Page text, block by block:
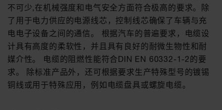
不可少,在机械强度和电气安全方面符合极高的要求。除
了用于电力供应的电源线芯，控制线芯确保了车辆与充
电电子设备之间的通信。 根据汽车的普遍要求，电缆设
计具有高度的柔软性，并且具有良好的耐微生物性和耐
媒介性。 电缆的阻燃性能符合DIN EN 60332-1-2的要
求。 除标准产品外，还可根据要求生产特殊型号的镀锡
铜线或用于特殊应用，例如电缆盘具或螺旋电缆。